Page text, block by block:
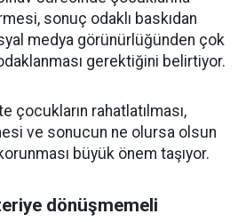
sonuç odaklı baskıdan
medya görünürlüğünden çok
gerektiğini belirtiyor.
çocukların rahatlatılması,
ve sonucun ne olursa olsun
büyük önem taşıyor.
dönüşmemeli